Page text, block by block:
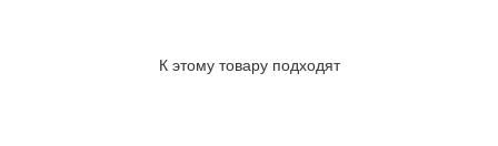
К этому товару подходят